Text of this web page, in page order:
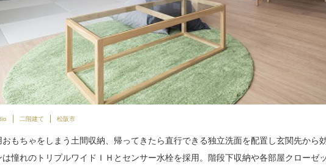
二階建て 松阪市
もちゃをしまう土間収納、帰ってきたら直行できる独立洗面を配置し玄関先から
は憧れのトリプルワイドＩＨとセンサー水栓を採用。階段下収納や各部屋クローゼ